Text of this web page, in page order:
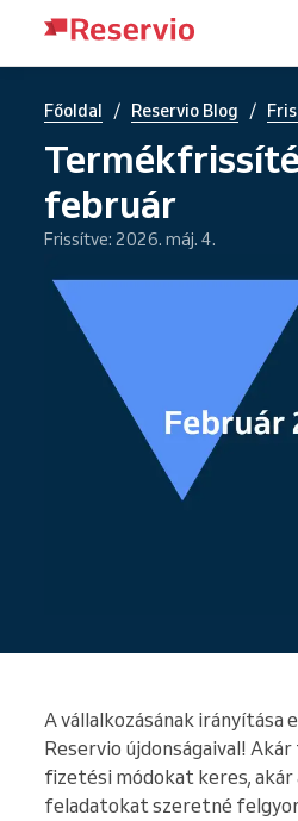
Főoldal / Reservio Blog /
február
Frissítve: 2026. máj. 4.
A vállalkozásának irányítása
Reservio újdonságaival!
fizetési módokat keres, akár
feladatokat szeretné